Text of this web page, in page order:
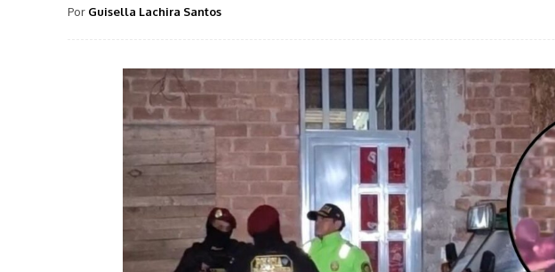
Por Guisella Lachira Santos